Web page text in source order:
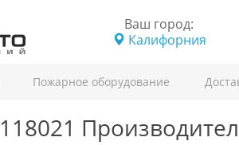
Ваш город:
Калифорния
Пожарное оборудование